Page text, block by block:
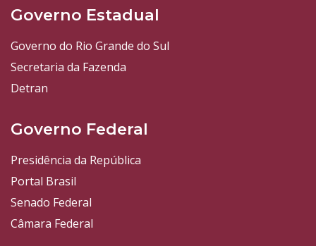
Governo Estadual
Governo do Rio Grande do Sul
Secretaria da Fazenda
Detran
Governo Federal
Presidência da República
Portal Brasil
Senado Federal
Câmara Federal